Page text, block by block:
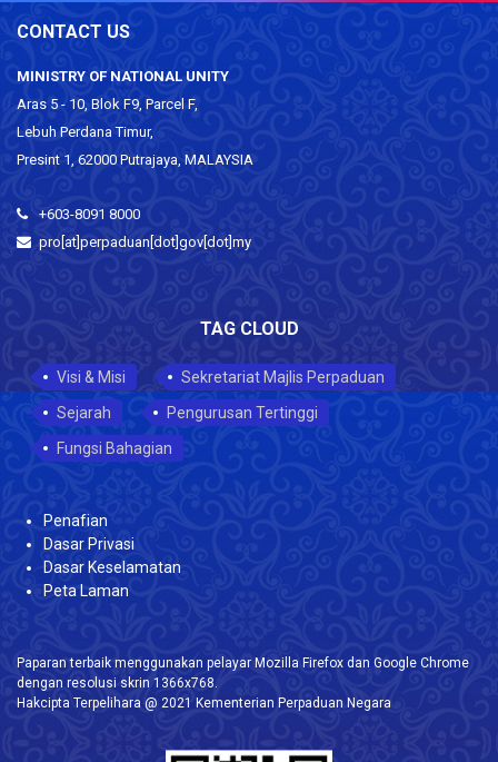
CONTACT US
MINISTRY OF NATIONAL UNITY
Aras 5 - 10, Blok F9, Parcel F,
Lebuh Perdana Timur,
Presint 1, 62000 Putrajaya, MALAYSIA
+603-8091 8000
pro[at]perpaduan[dot]gov[dot]my
TAG CLOUD
Visi & Misi
Sekretariat Majlis Perpaduan
Sejarah
Pengurusan Tertinggi
Fungsi Bahagian
Penafian
Dasar Privasi
Dasar Keselamatan
Peta Laman
Paparan terbaik menggunakan pelayar Mozilla Firefox dan Google Chrome
dengan resolusi skrin 1366x768.
Hakcipta Terpelihara @ 2021 Kementerian Perpaduan Negara